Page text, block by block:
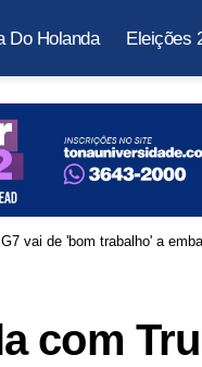
Do Holanda Eleições
vai de 'bom trabalho' a
com